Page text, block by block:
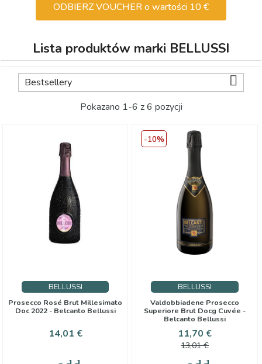
ODBIERZ VOUCHER o wartości 10 €
Lista produktów marki BELLUSSI
Bestsellery 
Pokazano 1-6 z 6 pozycji
BELLUSSI
Prosecco Rosé Brut Millesimato
Doc 2022 - Belcanto Bellussi
Cena
14,01 €
BELLUSSI
Valdobbiadene Prosecco
Superiore Brut Docg Cuvée -
Belcanto Bellussi
Cena
11,70 €Cena
13,01 €
-10%